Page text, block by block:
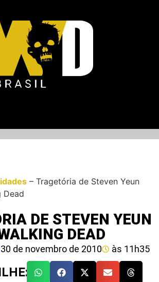
– Tragetória de Steven Yeun
Dead
DE STEVEN YEUN
DEAD
30 de novembro de 2010 às 11h35